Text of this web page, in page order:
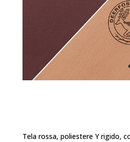
Tela rossa, poliestere Y rigido,